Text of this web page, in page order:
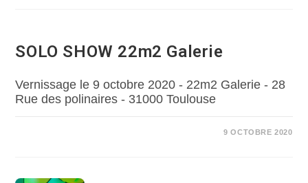
SOLO SHOW 22m2 Galerie
Vernissage le 9 octobre 2020 - 22m2 Galerie - 28
Rue des polinaires - 31000 Toulouse
9 OCTOBRE 2020